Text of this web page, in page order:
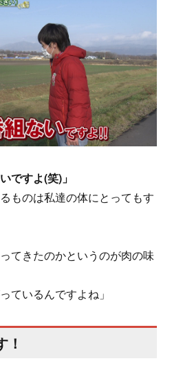
ですよ(笑)」
ものは私達の体にとってもす
てきたのかというのが肉の味
ているんですよね」